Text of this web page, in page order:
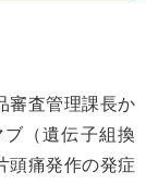
審査管理課長か
（遺伝子組換
頭痛発作の発症